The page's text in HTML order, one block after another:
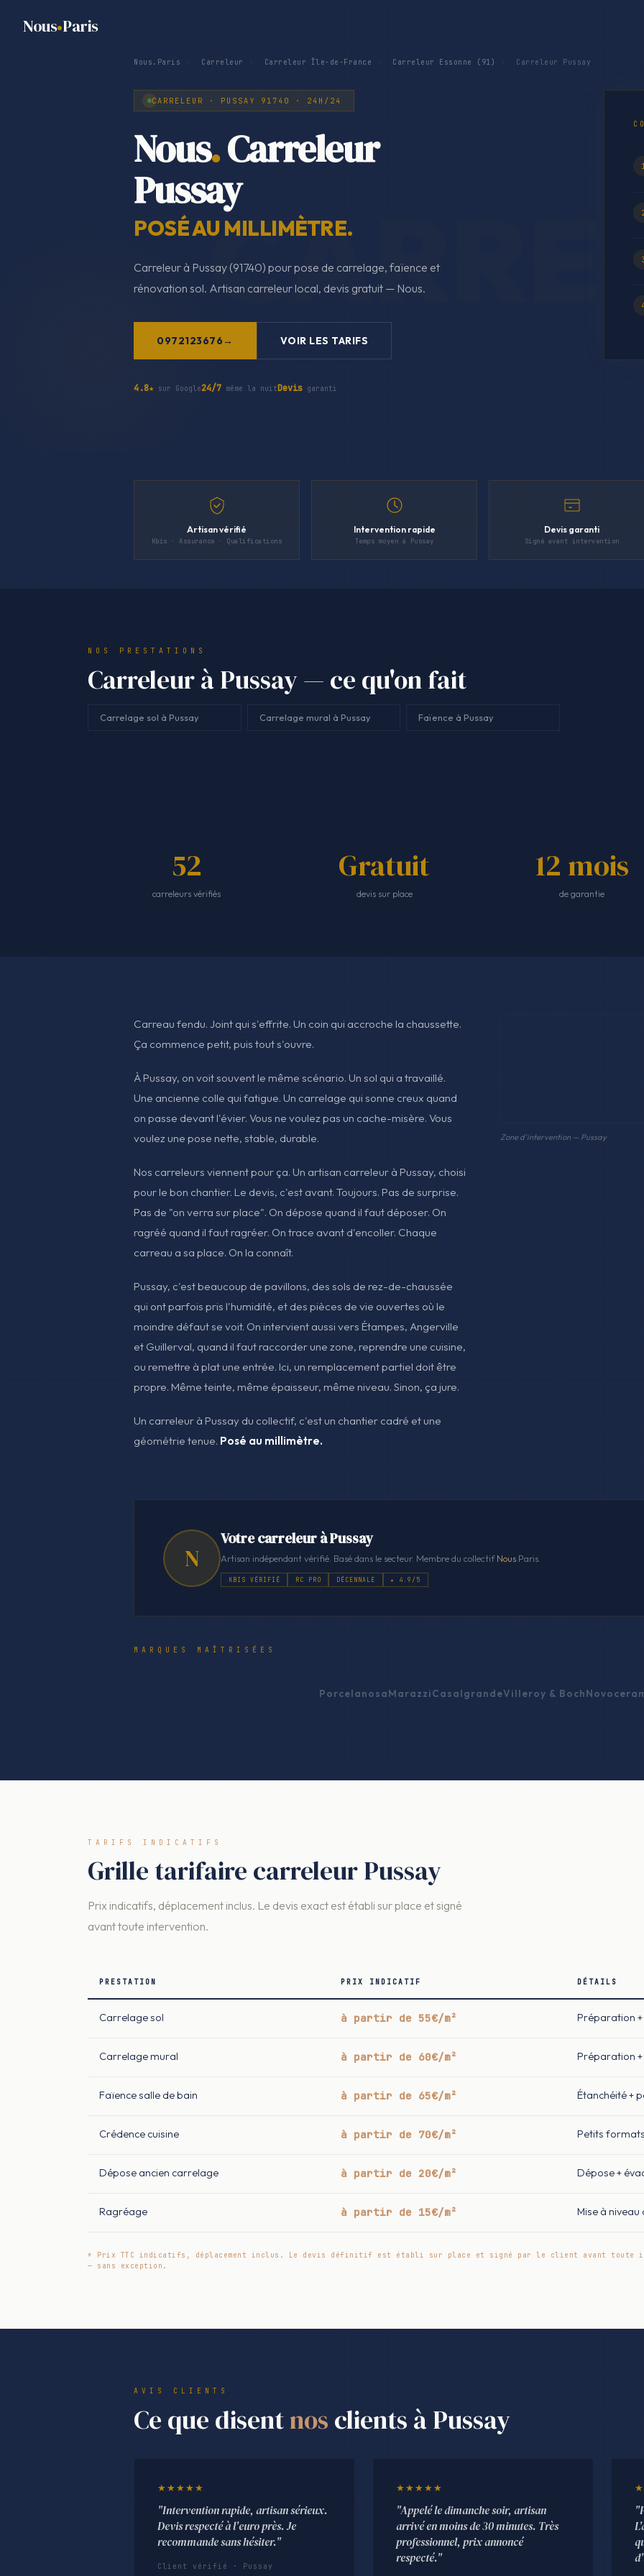
Nous Paris
Nous.Paris Carreleur Carreleur Île-de-France Carreleur Essonne (91) Carreleur Pussay
CARRELEUR · PUSSAY 91740 · 24H/24
Nous.Carreleur
Pussay
POSÉ AU MILLIMÈTRE.
Carreleur à Pussay (91740) pour pose de carrelage, faïence et
rénovation sol. Artisan carreleur local, devis gratuit — Nous.
0972123676 VOIR LES TARIFS
4.8★ sur Google24/7 même la nuitDevis garanti
Artisan vérifié
Kbis · Assurance · Qualifications
Intervention rapide
Temps moyen à Pussay
Devis garanti
Signé avant intervention
NOS PRESTATIONS
Carreleur à Pussay — ce qu'on fait
Carrelage sol à Pussay Carrelage mural à Pussay Faïence à Pussay
52
carreleurs vérifiés
Gratuit
devis sur place
12 mois
de garantie
Carreau fendu. Joint qui s'effrite. Un coin qui accroche la chaussette.
Ça commence petit, puis tout s'ouvre.
À Pussay, on voit souvent le même scénario. Un sol qui a travaillé.
Une ancienne colle qui fatigue. Un carrelage qui sonne creux quand
on passe devant l'évier. Vous ne voulez pas un cache-misère. Vous
voulez une pose nette, stable, durable.
Nos carreleurs viennent pour ça. Un artisan carreleur à Pussay, choisi
pour le bon chantier. Le devis, c'est avant. Toujours. Pas de surprise.
Pas de "on verra sur place". On dépose quand il faut déposer. On
ragréé quand il faut ragréer. On trace avant d'encoller. Chaque
carreau a sa place. On la connaît.
Pussay, c'est beaucoup de pavillons, des sols de rez-de-chaussée
qui ont parfois pris l'humidité, et des pièces de vie ouvertes où le
moindre défaut se voit. On intervient aussi vers Étampes, Angerville
et Guillerval, quand il faut raccorder une zone, reprendre une cuisine,
ou remettre à plat une entrée. Ici, un remplacement partiel doit être
propre. Même teinte, même épaisseur, même niveau. Sinon, ça jure.
Un carreleur à Pussay du collectif, c'est un chantier cadré et une
géométrie tenue. Posé au millimètre.
Zone d'intervention — Pussay
N
Votre carreleur à Pussay
Artisan indépendant vérifié. Basé dans le secteur. Membre du collectifNous.Paris.
KBIS VÉRIFIÉ RC PRO DÉCENNALE ★ 4.9/5
MARQUES MAÎTRISÉES
PorcelanosaMarazziCasalgrandeVilleroy & Boch
TARIFS INDICATIFS
Grille tarifaire carreleur Pussay
Prix indicatifs, déplacement inclus. Le devis exact est établi sur place et signé
avant toute intervention.
PRESTATION PRIX INDICATIF DÉTAILS
Carrelage sol à partir de 55€/m² Préparation
Carrelage mural à partir de 60€/m² Préparation
Faïence salle de bain à partir de 65€/m² Étanchéité +
Crédence cuisine à partir de 70€/m² Petits
Dépose ancien carrelage à partir de 20€/m² Dépose +
Ragréage à partir de 15€/m² Mise à
* Prix TTC indicatifs, déplacement inclus. Le devis définitif est établi sur place et signé par le client avant toute
— sans exception.
AVIS CLIENTS
Ce que disentnos clients à Pussay
★★★★★
"Intervention rapide, artisan sérieux.
Devis respecté à l'euro près. Je
recommande sans hésiter."
Client vérifié · Pussay
★★★★★
"Appelé le dimanche soir, artisan
arrivé en moins de 30 minutes. Très
professionnel, prix annoncé
respecté."